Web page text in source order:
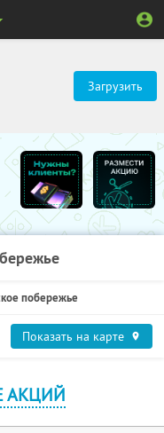
Загрузить
побережье
Показать на карте
АКЦИЙ